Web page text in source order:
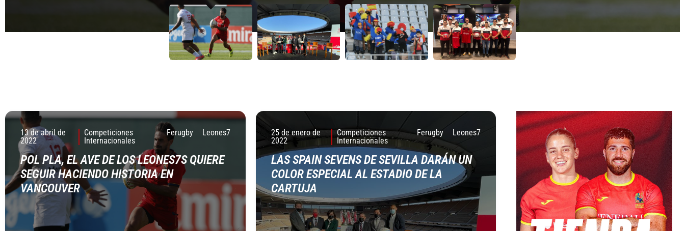
13 de abril de
2022
Competiciones
Internacionales
Ferugby Leones7
POL PLA, EL AVE DE LOS LEONES7S QUIERE
SEGUIR HACIENDO HISTORIA EN
VANCOUVER
25 de enero de
2022
Competiciones
Internacionales
Ferugby Leones7
LAS SPAIN SEVENS DE SEVILLA DARÁN UN
COLOR ESPECIAL AL ESTADIO DE LA
CARTUJA